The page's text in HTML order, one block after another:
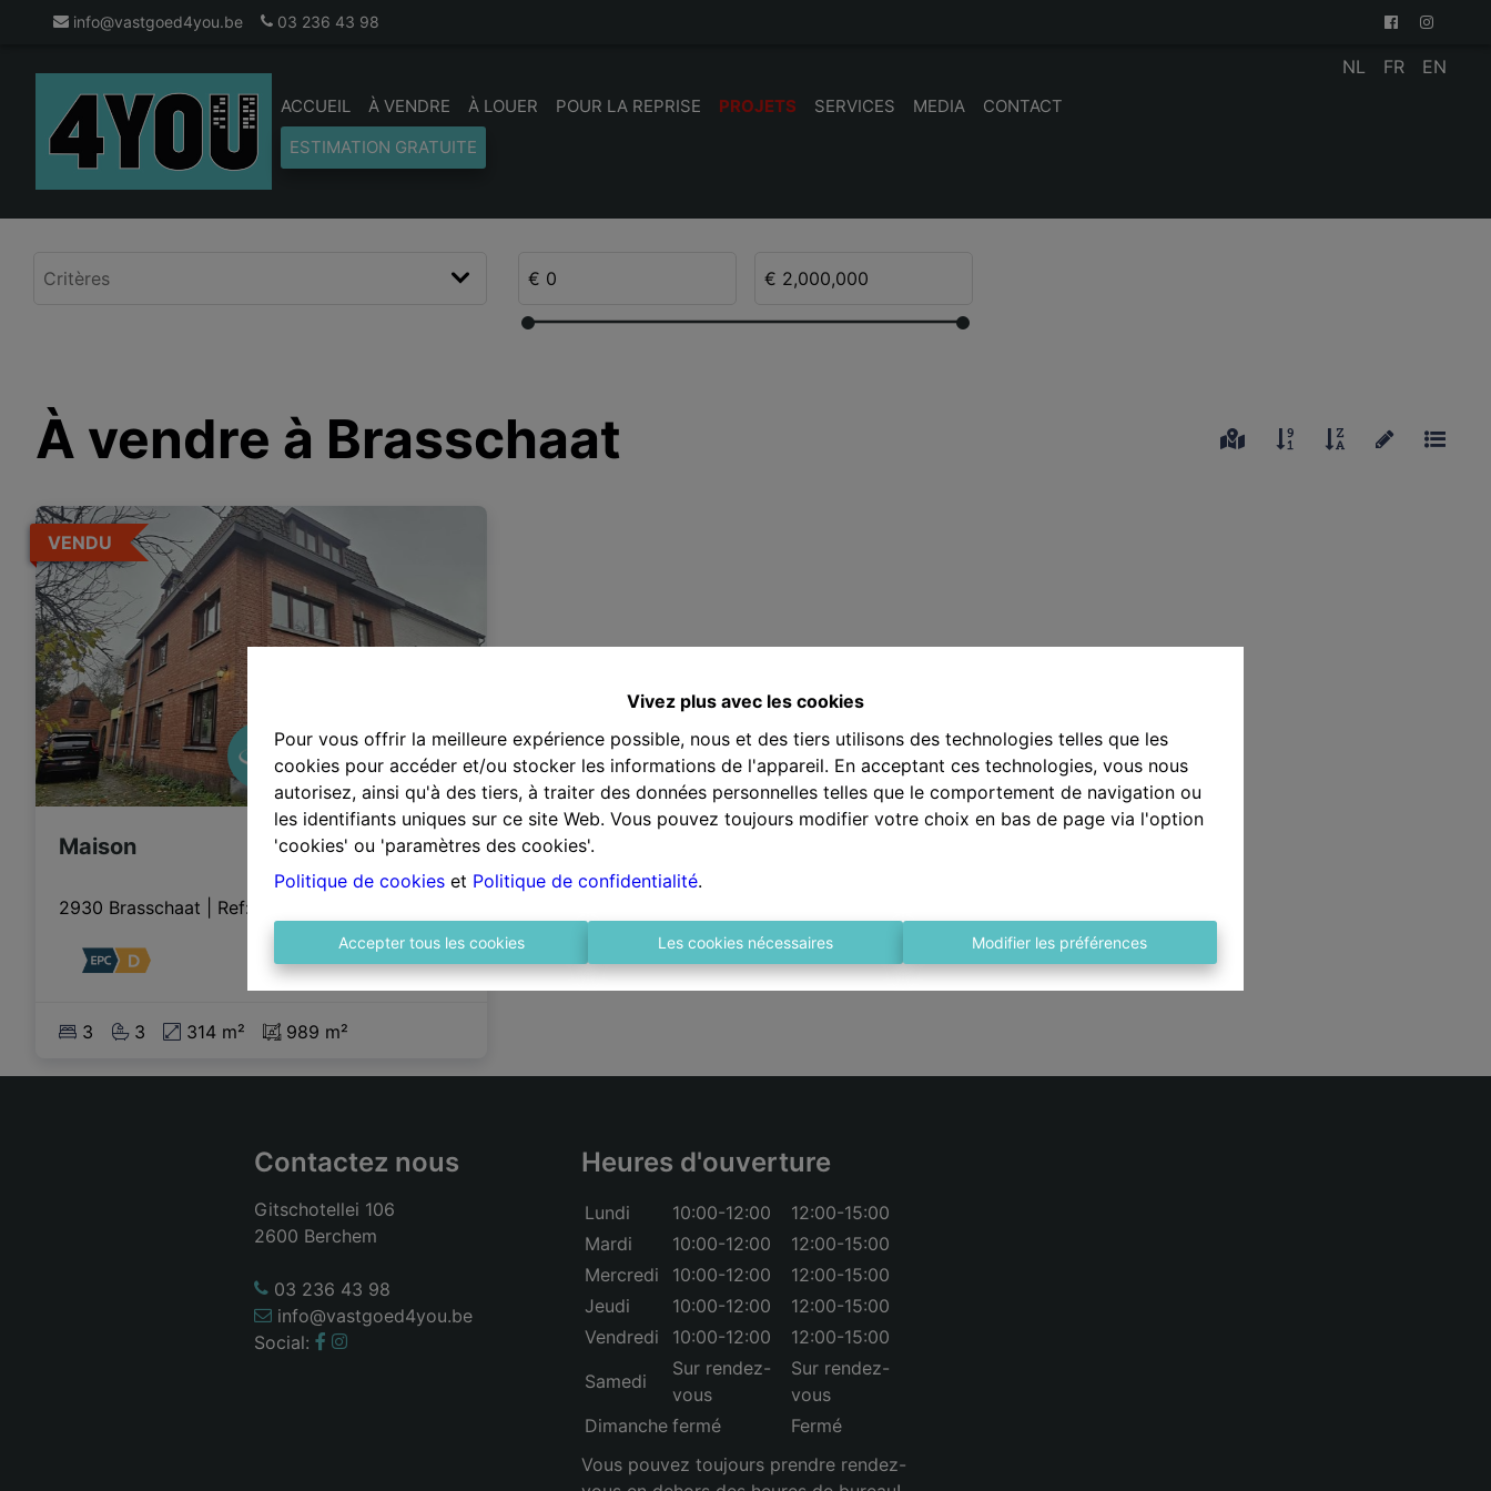
Vivez plus avec les cookies
Pour vous offrir la meilleure expérience possible, nous et des tiers utilisons des technologies telles que les
cookies pour accéder et/ou stocker les informations de l'appareil. En acceptant ces technologies, vous nous
autorisez, ainsi qu'à des tiers, à traiter des données personnelles telles que le comportement de navigation ou
les identifiants uniques sur ce site Web. Vous pouvez toujours modifier votre choix en bas de page via l'option
'cookies' ou 'paramètres des cookies'.
Politique de cookies et Politique de confidentialité.
Accepter tous les cookies Les cookies nécessaires Modifier les préférences
info@vastgoed4you.be 03 236 43 98
ACCUEIL À VENDRE À LOUER POUR LA REPRISE PROJETS SERVICES MEDIA
CONTACT
ESTIMATION GRATUITE
NL FR EN
À vendre à Brasschaat
VENDU
Maison
2930 Brasschaat Ref:
3 3 314 m² 989 m²
Contactez nous
Gitschotellei 106
2600 Berchem
03 236 43 98
info@vastgoed4you.be
Social:
Heures d'ouverture
Lundi 10:00-12:00
12:00-15:00
Mardi
10:00-12:00
12:00-15:00
Mercredi
10:00-12:00
12:00-15:00
Jeudi
10:00-12:00
12:00-15:00
Vendredi
10:00-12:00
12:00-15:00
Samedi
Sur rendez-
vous
Sur rendez-
vous
Dimanche fermé
Fermé
Vous pouvez toujours prendre rendez-